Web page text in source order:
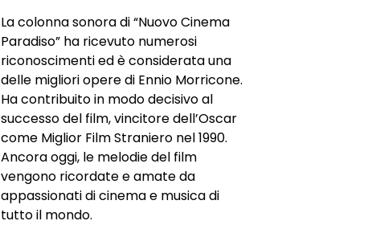
La colonna sonora di “Nuovo Cinema
Paradiso” ha ricevuto numerosi
riconoscimenti ed è considerata una
delle migliori opere di Ennio Morricone.
Ha contribuito in modo decisivo al
successo del film, vincitore dell’Oscar
come Miglior Film Straniero nel 1990.
Ancora oggi, le melodie del film
vengono ricordate e amate da
appassionati di cinema e musica di
tutto il mondo.